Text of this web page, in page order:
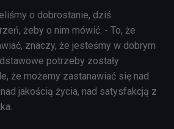
o dobrostanie, dziś
żeby o nim mówić. - To, że
znaczy, że jesteśmy w dobrym
potrzeby zostały
że możemy zastanawiać się nad
jakością życia, nad satysfakcją z